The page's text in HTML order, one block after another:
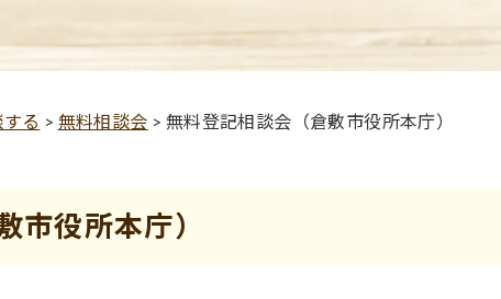
る > 無料相談会 > 無料登記相談会（倉敷市役所本庁）
市役所本庁）